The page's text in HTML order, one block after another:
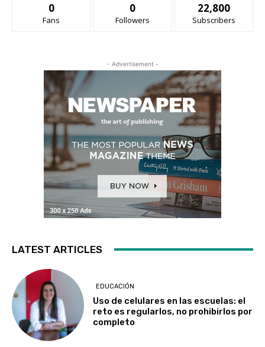
0
Fans
0
Followers
22,800
Subscribers
- Advertisement -
LATEST ARTICLES
EDUCACIÓN
Uso de celulares en las escuelas: el
reto es regularlos, no prohibirlos por
completo